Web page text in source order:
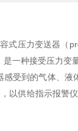
式压力变送器（
是一种接受压力变
感受到的气体、
以供给指示报警